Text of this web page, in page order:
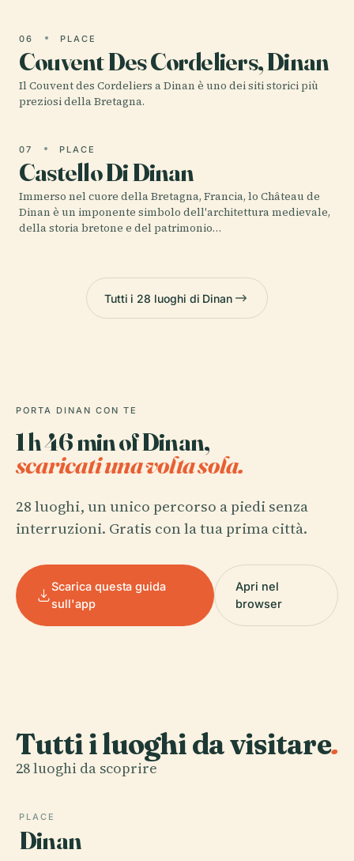
06 PLACE
Couvent Des Cordeliers, Dinan
Il Couvent des Cordeliers a Dinan è uno dei siti storici più
preziosi della Bretagna.
07 PLACE
Castello Di Dinan
Immerso nel cuore della Bretagna, Francia, lo Château de
Dinan è un imponente simbolo dell'architettura medievale,
della storia bretone e del patrimonio…
Tutti i 28 luoghi di Dinan
PORTA DINAN CON TE
1 h 46 min of Dinan,
scaricati una volta sola.
28 luoghi, un unico percorso a piedi senza
interruzioni. Gratis con la tua prima città.
Scarica questa guida
sull'app
Apri nel
browser
Tutti i luoghi da visitare.
28 luoghi da scoprire
PLACE
Dinan